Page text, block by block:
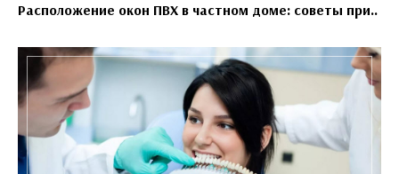
Расположение окон ПВХ в частном доме: советы при..